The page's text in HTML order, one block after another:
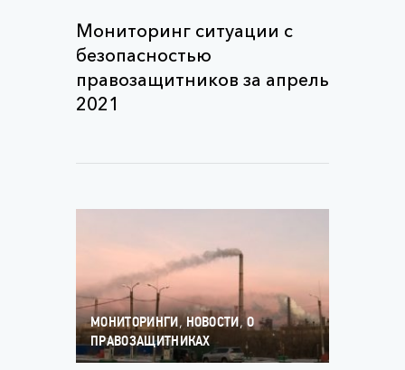
Мониторинг ситуации с
безопасностью
правозащитников за апрель
2021
МОНИТОРИНГИ,НОВОСТИ,О
ПРАВОЗАЩИТНИКАХ